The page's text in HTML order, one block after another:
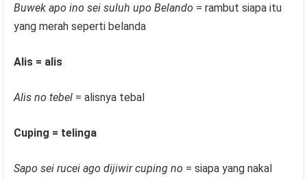
Buwek apo ino sei suluh upo Belando = rambut siapa itu
yang merah seperti belanda
Alis = alis
Alis no tebel = alisnya tebal
Cuping = telinga
Sapo sei rucei ago dijiwir cuping no = siapa yang nakal